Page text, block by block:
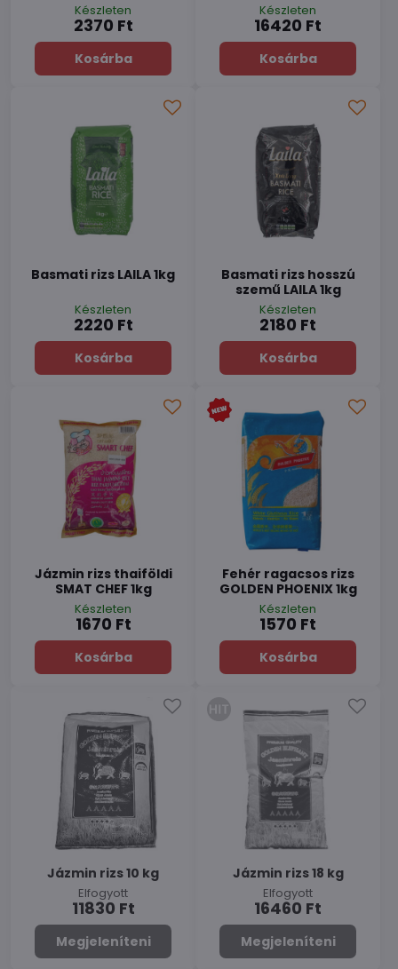
Készleten
2370 Ft
Kosárba
Készleten
16420 Ft
Kosárba
Basmati rizs LAILA 1kg
Készleten
2220 Ft
Kosárba
Basmati rizs hosszú
szemű LAILA 1kg
Készleten
2180 Ft
Kosárba
Jázmin rizs thaiföldi
SMAT CHEF 1kg
Készleten
1670 Ft
Kosárba
Fehér ragacsos rizs
GOLDEN PHOENIX 1kg
Készleten
1570 Ft
Kosárba
Jázmin rizs 10 kg
Elfogyott
11830 Ft
Megjeleníteni
Jázmin rizs 18 kg
Elfogyott
16460 Ft
Megjeleníteni